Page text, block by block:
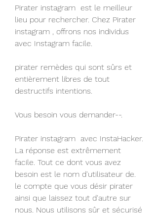
Pirater instagram  est le meilleur
lieu pour rechercher. Chez Pirater
instagram , offrons nos individus
avec Instagram facile.
pirater remèdes qui sont sûrs et
entièrement libres de tout
destructifs intentions.
Vous besoin vous demander--.
Pirater instagram  avec InstaHacker.
La réponse est extrêmement
facile. Tout ce dont vous avez
besoin est le nom d'utilisateur de.
le compte que vous désir pirater
ainsi que laissez tout d'autre sur
nous. Nous utilisons sûr et sécurisé